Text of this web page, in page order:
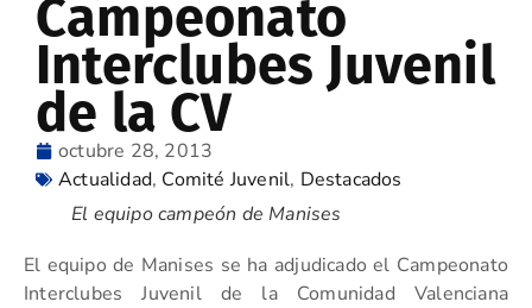
Campeonato
Interclubes Juvenil
de la CV
octubre 28, 2013
Actualidad, Comité Juvenil, Destacados
El equipo campeón de Manises
El equipo de Manises se ha adjudicado el Campeonato
Interclubes Juvenil de la Comunidad Valenciana